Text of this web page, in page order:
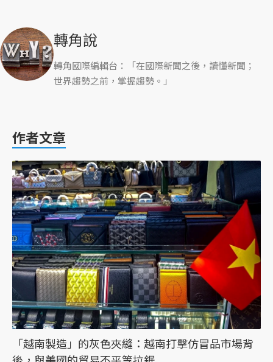
轉角說
轉角國際編輯台：「在國際新聞之後，讀懂新聞；
世界趨勢之前，掌握趨勢。」
作者文章
「越南製造」的灰色夾縫：越南打擊仿冒品市場背